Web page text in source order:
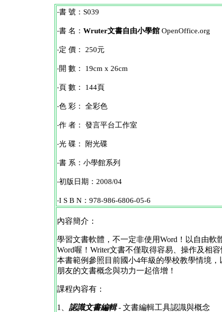
‧書 號：S039
‧書 名： Wruter文書自由小學館OpenOffice.org
‧定 價： 250元
‧開 數： 19cm x 26cm
‧頁 數： 144頁
‧色 彩： 全彩色
‧作 者： 發言平台工作室
‧光 碟： 附光碟
‧書 系：小學館系列
‧初版日期：2008/04
‧I S B N：978-986-6806-05-6
內容簡介：
學習文書軟體，不一定非使用Word！以自由軟
Word喔！Writer文書不僅取得容易、操作及相
本書範例參照目前國小4年級的學校教學情境
朋友的文書概念與功力一起倍增！
課程內容有：
1、 認識文書編輯- 文書編輯工具認識與概念